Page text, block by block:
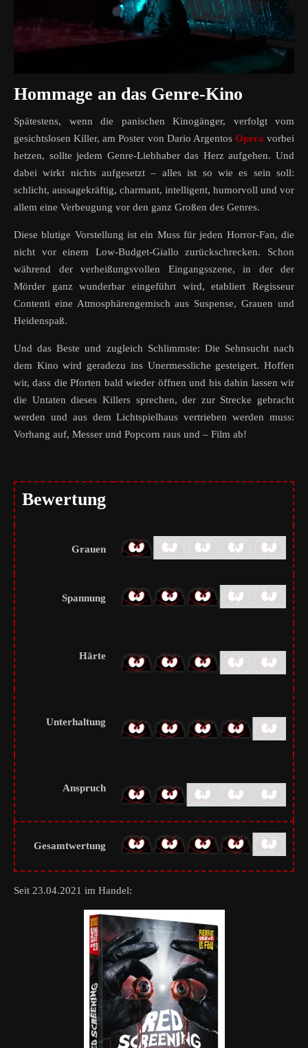
Hommage an das Genre-Kino
Spätestens, wenn die panischen Kinogänger, verfolgt vom
gesichtslosen Killer, am Poster von Dario ArgentosOpera vorbei
hetzen, sollte jedem Genre-Liebhaber das Herz aufgehen. Und
dabei wirkt nichts aufgesetzt – alles ist so wie es sein soll:
schlicht, aussagekräftig, charmant, intelligent, humorvoll und vor
allem eine Verbeugung vor den ganz Großen des Genres.
Diese blutige Vorstellung ist ein Muss für jeden Horror-Fan, die
nicht vor einem Low-Budget-Giallo zurückschrecken. Schon
während der verheißungsvollen Eingangsszene, in der der
Mörder ganz wunderbar eingeführt wird, etabliert Regisseur
Contenti eine Atmosphärengemisch aus Suspense, Grauen und
Heidenspaß.
Und das Beste und zugleich Schlimmste: Die Sehnsucht nach
dem Kino wird geradezu ins Unermessliche gesteigert. Hoffen
wir, dass die Pforten bald wieder öffnen und bis dahin lassen wir
die Untaten dieses Killers sprechen, der zur Strecke gebracht
werden und aus dem Lichtspielhaus vertrieben werden muss:
Vorhang auf, Messer und Popcorn raus und – Film ab!
Bewertung
Grauen
Spannung
Härte
Unterhaltung
Anspruch
Gesamtwertung
Seit 23.04.2021 im Handel: